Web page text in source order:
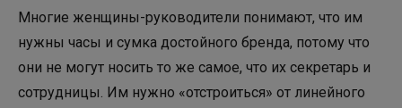
Многие женщины-руководители понимают, что им
нужны часы и сумка достойного бренда, потому что
они не могут носить то же самое, что их секретарь и
сотрудницы. Им нужно «отстроиться» от линейного